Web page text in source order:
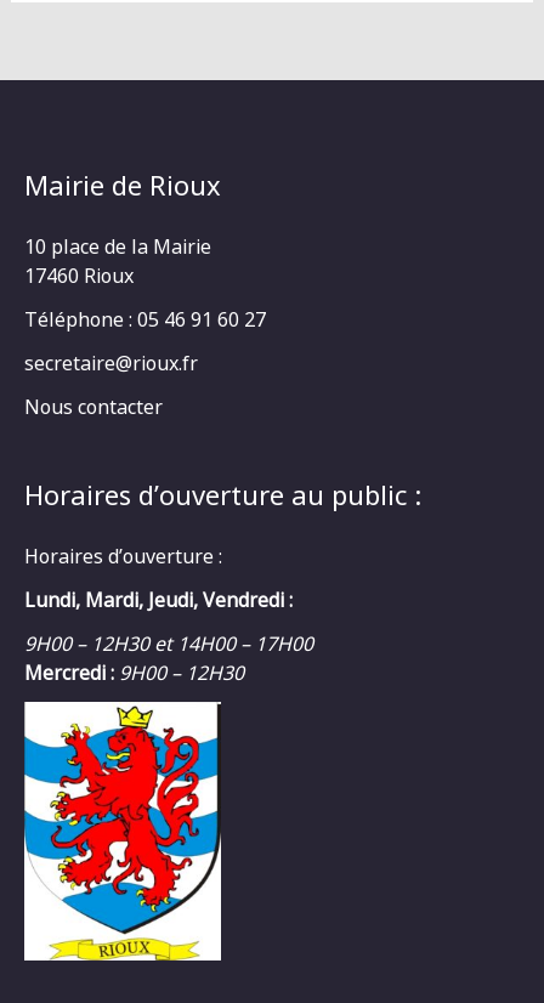
Mairie de Rioux
10 place de la Mairie
17460 Rioux
Téléphone : 05 46 91 60 27
secretaire@rioux.fr
Nous contacter
Horaires d’ouverture au public :
Horaires d’ouverture :
Lundi, Mardi, Jeudi, Vendredi :
9H00 – 12H30 et 14H00 – 17H00
Mercredi : 9H00 – 12H30